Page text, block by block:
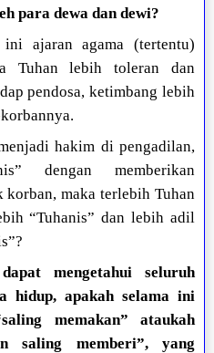
para dewa dan dewi?
ajaran agama (tertentu)
Tuhan lebih toleran dan
pendosa, ketimbang lebih
hakim di pengadilan,
dengan memberikan
maka terlebih Tuhan
“Tuhanis” dan lebih adil
mengetahui seluruh
hidup, apakah selama ini
memakan” ataukah
saling memberi”, yang